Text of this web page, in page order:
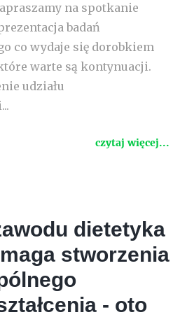
na spotkanie
badań
co wydaje się dorobkiem
warte są kontynuacji.
udziału
czytaj więcej...
dietetyka
stworzenia
- oto